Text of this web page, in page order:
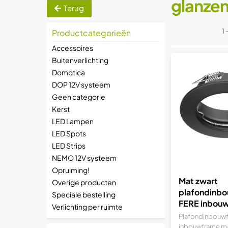
Terug
Productcategorieën
Accessoires
Buitenverlichting
Domotica
DOP 12V systeem
Geen categorie
Kerst
LED Lampen
LED Spots
LED Strips
NEMO 12V systeem
Opruiming!
Overige producten
Speciale bestelling
Verlichting per ruimte
1
Mat zwart
FERE
(LED/
MR16/
inbouwframe